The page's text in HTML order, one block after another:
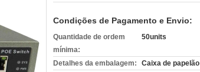
Condições de Pagamento e Envio:
Quantidade de ordem
mínima:
50units
Detalhes da embalagem:
Caixa de papelão